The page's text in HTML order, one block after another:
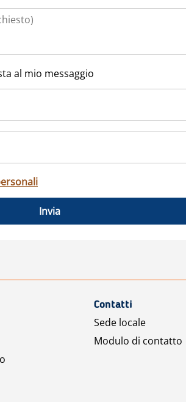
al mio messaggio
Invia
Contatti
Sede locale
Modulo di contatto